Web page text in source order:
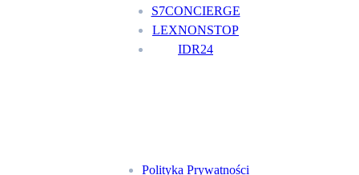
S7CONCIERGE
LEXNONSTOP
IDR24
Polityka Prywatności